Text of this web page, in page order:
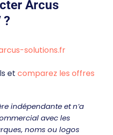
Arcus
?
solutions.fr
et comparez les offres
indépendante et n’a
avec les
noms ou logos